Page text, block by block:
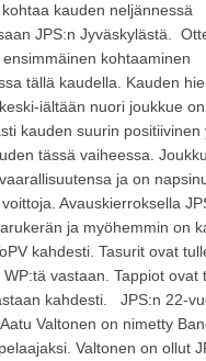
kauden neljännessä
JPS:n Jyväskylästä.
ensimmäinen kohtaaminen
tällä kaudella. Kauden
iältään nuori joukkue on
kauden suurin positiivinen
tässä vaiheessa.
ja on
Avauskierroksella
ja myöhemmin on
kahdesti. Tasurit ovat
WP:tä vastaan. Tappiot ovat
kahdesti. JPS:n 22-
Valtonen on nimetty
Valtonen on ollut